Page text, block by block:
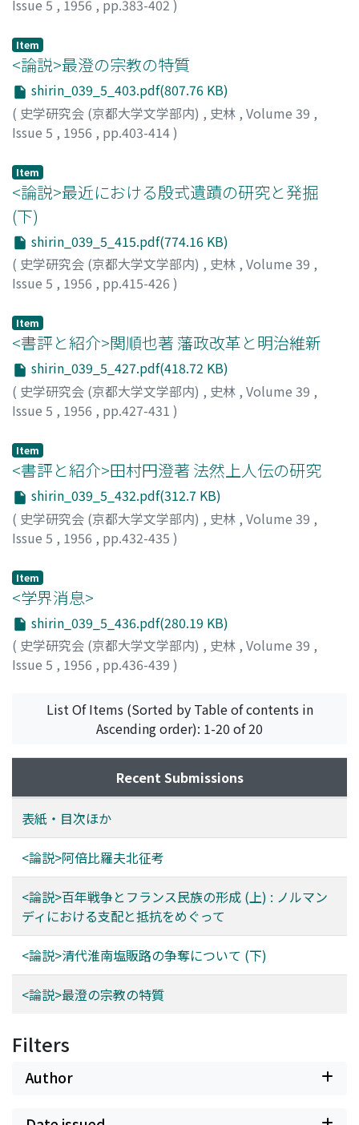
Issue 5 , 1956 , pp.383-402 )
Item
<論説>最澄の宗教の特質
shirin_039_5_403.pdf(807.76 KB)
( 史学研究会 (京都大学文学部内) , 史林 , Volume 39 ,
Issue 5 , 1956 , pp.403-414)
Item
<論説>最近における殷式遺蹟の研究と発掘
(下)
shirin_039_5_415.pdf(774.16 KB)
( 史学研究会 (京都大学文学部内) , 史林 , Volume 39 ,
Issue 5 , 1956 , pp.415-426 )
Item
<書評と紹介>関順也著 藩政改革と明治維新
shirin_039_5_427.pdf(418.72 KB)
( 史学研究会 (京都大学文学部内) , 史林 , Volume 39 ,
Issue 5 , 1956 , pp.427-431 )
Item
<書評と紹介>田村円澄著 法然上人伝の研究
shirin_039_5_432.pdf(312.7 KB)
( 史学研究会 (京都大学文学部内) , 史林 , Volume 39 ,
Issue 5 , 1956 , pp.432-435 )
Item
<学界消息>
shirin_039_5_436.pdf(280.19 KB)
( 史学研究会 (京都大学文学部内) , 史林 , Volume 39 ,
Issue 5 , 1956 , pp.436-439 )
List Of Items (Sorted by Table of contents in
Ascending order): 1-20 of 20
Recent Submissions
表紙・目次ほか
<論説>阿倍比羅夫北征考
<論説>百年戦争とフランス民族の形成 (上) : ノルマン
ディにおける支配と抵抗をめぐって
<論説>清代淮南塩販路の争奪について (下)
<論説>最澄の宗教の特質
Filters
Author